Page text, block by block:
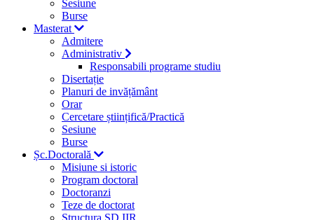
Sesiune
Burse
Masterat
Admitere
Administrativ
Responsabili programe studiu
Disertație
Planuri de invățământ
Orar
Cercetare științifică/Practică
Sesiune
Burse
Șc.Doctorală
Misiune si istoric
Program doctoral
Doctoranzi
Teze de doctorat
Structura SD IIR